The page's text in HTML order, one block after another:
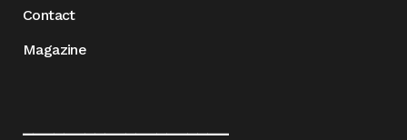
Contact
Magazine